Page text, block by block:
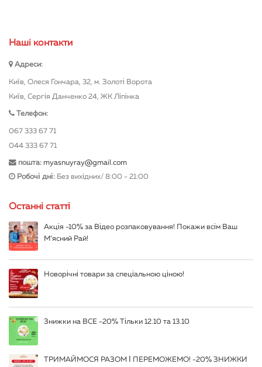
Нашi контакти
Адреси:
Київ, Олеся Гончара, 32, м. Золоті Ворота
Київ, Сергія Данченко 24, ЖК Ліпінка
Телефон:
067 333 67 71
044 333 67 71
пошта: myasnuyray@gmail.com
Робочі дні: Без вихідних/ 8:00 - 21:00
Останні статті
Акція -10% за Відео розпаковування! Покажи всім Ваш
М’ясний Рай!
Новорічні товари за спеціальною ціною!
Знижки на ВСЕ -20% Тільки 12.10 та 13.10
ТРИМАЙМОСЯ РАЗОМ І ПЕРЕМОЖЕМО! -20% ЗНИЖКИ